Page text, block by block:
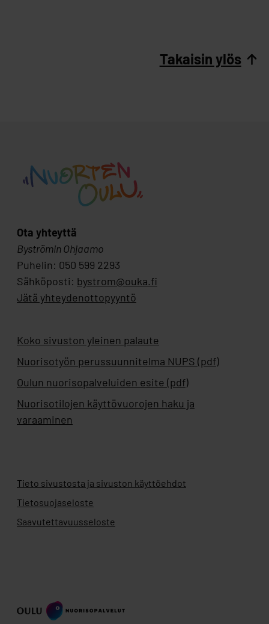
Takaisin ylös
Ota yhteyttä
Byströmin Ohjaamo
Puhelin: 050 599 2293
Sähköposti: bystrom@ouka.fi
Jätä yhteydenottopyyntö
Koko sivuston yleinen palaute
Nuorisotyön perussuunnitelma NUPS (pdf)
Oulun nuorisopalveluiden esite (pdf)
Nuorisotilojen käyttövuorojen haku ja
varaaminen
Tieto sivustosta ja sivuston käyttöehdot
Tietosuojaseloste
Saavutettavuusseloste